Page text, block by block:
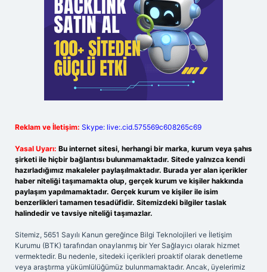
Reklam ve İletişim: Skype: live:.cid.575569c608265c69
Yasal Uyarı: Bu internet sitesi, herhangi bir marka, kurum veya şahıs
şirketi ile hiçbir bağlantısı bulunmamaktadır. Sitede yalnızca kendi
hazırladığımız makaleler paylaşılmaktadır. Burada yer alan içerikler
haber niteliği taşımamakta olup, gerçek kurum ve kişiler hakkında
paylaşım yapılmamaktadır. Gerçek kurum ve kişiler ile isim
benzerlikleri tamamen tesadüfidir. Sitemizdeki bilgiler taslak
halindedir ve tavsiye niteliği taşımazlar.
Sitemiz, 5651 Sayılı Kanun gereğince Bilgi Teknolojileri ve İletişim
Kurumu (BTK) tarafından onaylanmış bir Yer Sağlayıcı olarak hizmet
vermektedir. Bu nedenle, sitedeki içerikleri proaktif olarak denetleme
veya araştırma yükümlülüğümüz bulunmamaktadır. Ancak, üyelerimiz